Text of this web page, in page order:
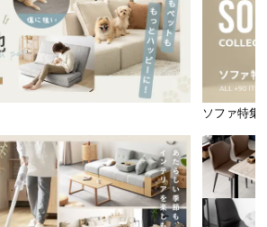
んでもゆったり座れる広さなの
ぐことができます。
ソファ特集